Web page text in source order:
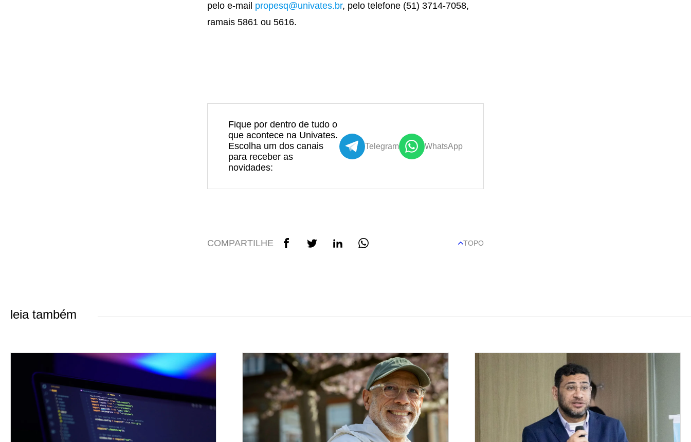
pelo e-mail propesq@univates.br, pelo telefone (51) 3714-7058,
ramais 5861 ou 5616.
Fique por dentro de tudo o
que acontece na Univates.
Escolha um dos canais
para receber as
novidades:
Telegram WhatsApp
COMPARTILHE TOPO
leia também